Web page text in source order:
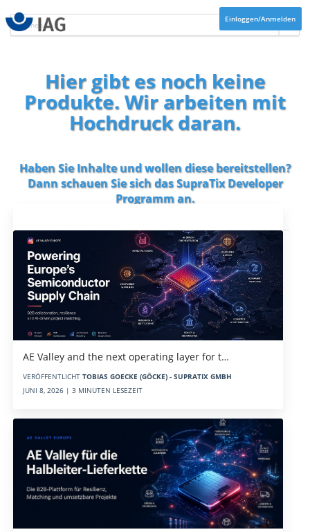
Einloggen/Anmelden
Hier gibt es noch keine
Produkte. Wir arbeiten mit
Hochdruck daran.
Haben Sie Inhalte und wollen diese bereitstellen?
Dann schauen Sie sich dasSupraTix Developer
Programman.
AE Valley and the next operating layer for t…
VERÖFFENTLICHT TOBIAS GOECKE (GÖCKE) - SUPRATIX GMBH
JUNI 8, 2026 | 3 MINUTEN LESEZEIT